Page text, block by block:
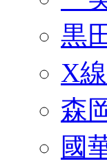
黒
X
森
國